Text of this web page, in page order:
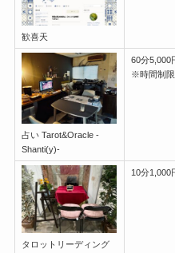
歓喜天
占い Tarot&Oracle -
Shanti(y)-
60分5,000
※時間制限
タロットリーディング
10分1,000